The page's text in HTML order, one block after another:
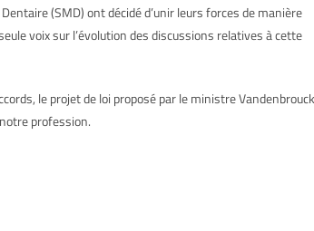
(SMD) ont décidé d’unir leurs forces de manière
voix sur l’évolution des discussions relatives à cette
le projet de loi proposé par le ministre
profession.